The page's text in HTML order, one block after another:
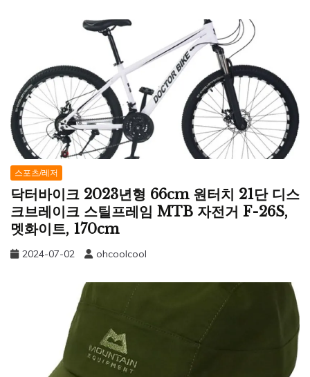
스포츠/레저
닥터바이크 2023년형 66cm 원터치 21단 디스
크브레이크 스틸프레임 MTB 자전거 F-26S,
멧화이트, 170cm
2024-07-02 ohcoolcool